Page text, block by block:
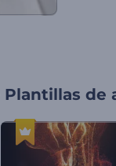
Plantillas de